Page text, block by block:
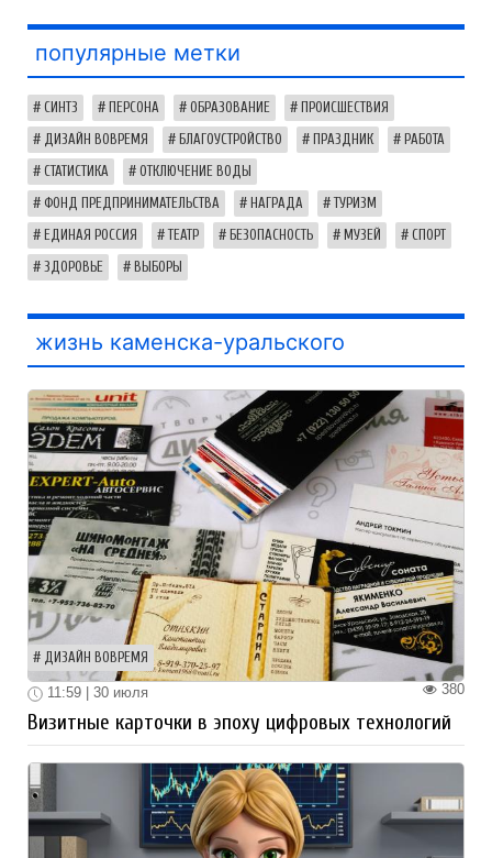
популярные метки
СИНТЗ ПЕРСОНА ОБРАЗОВАНИЕ ПРОИСШЕСТВИЯ
ДИЗАЙН ВОВРЕМЯ БЛАГОУСТРОЙСТВО ПРАЗДНИК РАБОТА
СТАТИСТИКА ОТКЛЮЧЕНИЕ ВОДЫ
ФОНД ПРЕДПРИНИМАТЕЛЬСТВА НАГРАДА ТУРИЗМ
ЕДИНАЯ РОССИЯ ТЕАТР БЕЗОПАСНОСТЬ МУЗЕЙ СПОРТ
ЗДОРОВЬЕ ВЫБОРЫ
жизнь каменска-уральского
ДИЗАЙН ВОВРЕМЯ
380
11:59 | 30 июля
Визитные карточки в эпоху цифровых технологий